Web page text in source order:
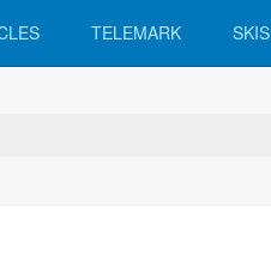
TELEMARK SKIS